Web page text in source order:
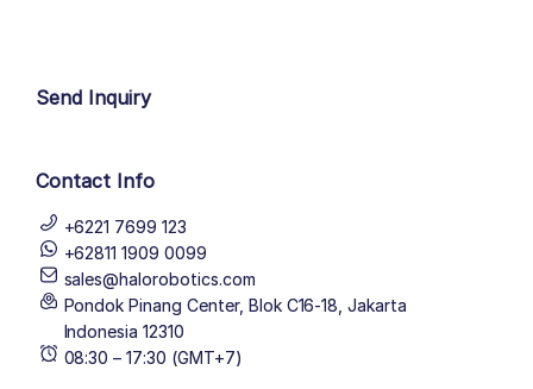
Send Inquiry
Contact Info
+6221 7699 123
+62811 1909 0099
sales@halorobotics.com
Pondok Pinang Center, Blok C16-18, Jakarta
Indonesia 12310
08:30 – 17:30 (GMT+7)